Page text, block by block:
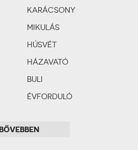
KARÁCSONY
MIKULÁS
HÚSVÉT
HÁZAVATÓ
BULI
ÉVFORDULÓ
ESKÜVŐ